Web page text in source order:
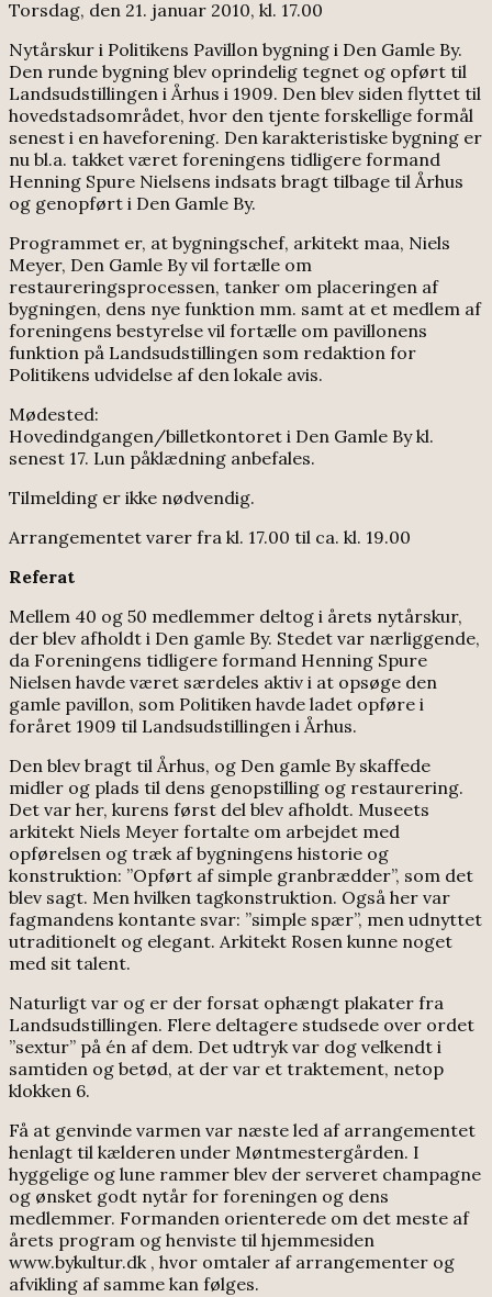
Torsdag, den 21. januar 2010, kl. 17.00
Nytårskur i Politikens Pavillon bygning i Den Gamle By.
Den runde bygning blev oprindelig tegnet og opført til
Landsudstillingen i Århus i 1909. Den blev siden flyttet til
hovedstadsområdet, hvor den tjente forskellige formål
senest i en haveforening. Den karakteristiske bygning er
nu bl.a. takket været foreningens tidligere formand
Henning Spure Nielsens indsats bragt tilbage til Århus
og genopført i Den Gamle By.
Programmet er, at bygningschef, arkitekt maa, Niels
Meyer, Den Gamle By vil fortælle om
restaureringsprocessen, tanker om placeringen af
bygningen, dens nye funktion mm. samt at et medlem af
foreningens bestyrelse vil fortælle om pavillonens
funktion på Landsudstillingen som redaktion for
Politikens udvidelse af den lokale avis.
Mødested:
Hovedindgangen/billetkontoret i Den Gamle By kl.
senest 17. Lun påklædning anbefales.
Tilmelding er ikke nødvendig.
Arrangementet varer fra kl. 17.00 til ca. kl. 19.00
Referat
Mellem 40 og 50 medlemmer deltog i årets nytårskur,
der blev afholdt i Den gamle By. Stedet var nærliggende,
da Foreningens tidligere formand Henning Spure
Nielsen havde været særdeles aktiv i at opsøge den
gamle pavillon, som Politiken havde ladet opføre i
foråret 1909 til Landsudstillingen i Århus.
Den blev bragt til Århus, og Den gamle By skaffede
midler og plads til dens genopstilling og restaurering.
Det var her, kurens først del blev afholdt. Museets
arkitekt Niels Meyer fortalte om arbejdet med
opførelsen og træk af bygningens historie og
konstruktion: ”Opført af simple granbrædder”, som det
blev sagt. Men hvilken tagkonstruktion. Også her var
fagmandens kontante svar: ”simple spær”, men udnyttet
utraditionelt og elegant. Arkitekt Rosen kunne noget
med sit talent.
Naturligt var og er der forsat ophængt plakater fra
Landsudstillingen. Flere deltagere studsede over ordet
”sextur” på én af dem. Det udtryk var dog velkendt i
samtiden og betød, at der var et traktement, netop
klokken 6.
Få at genvinde varmen var næste led af arrangementet
henlagt til kælderen under Møntmestergården. I
hyggelige og lune rammer blev der serveret champagne
og ønsket godt nytår for foreningen og dens
medlemmer. Formanden orienterede om det meste af
årets program og henviste til hjemmesiden
www.bykultur.dk , hvor omtaler af arrangementer og
afvikling af samme kan følges.